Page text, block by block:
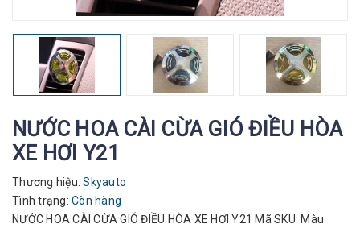
NƯỚC HOA CÀI CỪA GIÓ ĐIỀU HÒA
XE HƠI Y21
Thương hiệu: Skyauto
Tình trạng: Còn hàng
NƯỚC HOA CÀI CỪA GIÓ ĐIỀU HÒA XE HƠI Y21 Mã SKU: Màu